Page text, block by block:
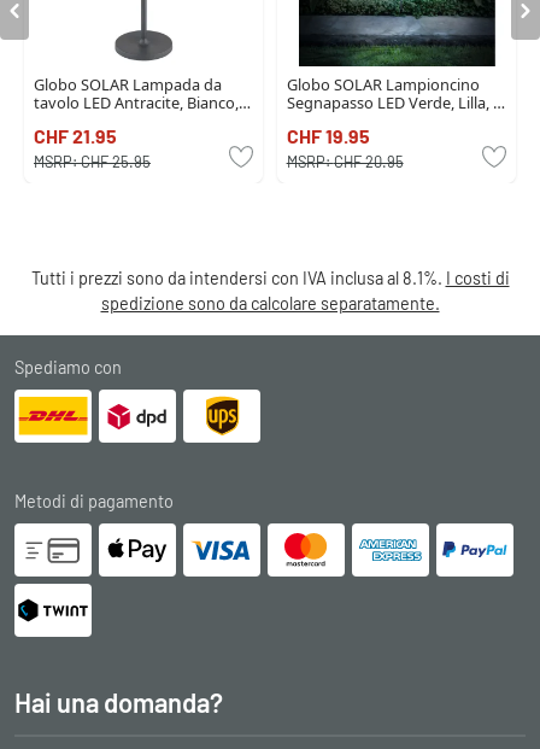
Globo SOLAR Lampada da
tavolo LED Antracite, Bianco,
CHF 21.95
MSRP:CHF 25.95
Globo SOLAR Lampioncino
Segnapasso LED Verde, Lilla, 3-
CHF 19.95
MSRP:CHF 20.95
Tutti i prezzi sono da intendersi con IVA inclusa al 8.1%. I costi di
spedizione sono da calcolare separatamente.
Spediamo con
Metodi di pagamento
Hai una domanda?